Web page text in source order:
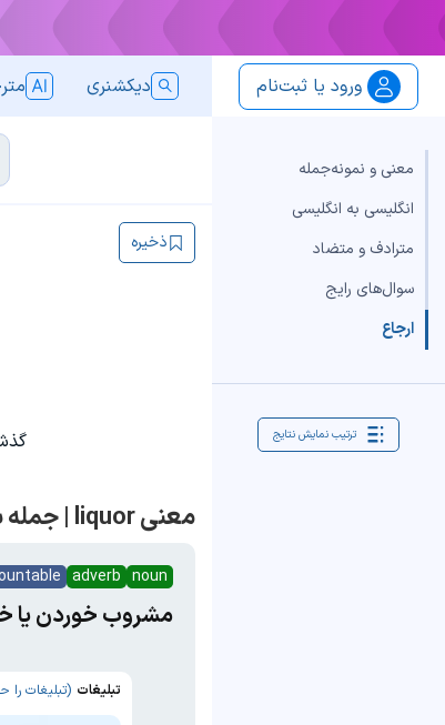
ورود یا ثبت‌نام دیکشنری
معنی و نمونه‌جمله
انگلیسی به انگلیسی
مترادف و متضاد
سوال‌های رایج
ارجاع
ترتیب نمایش نتایج
ذخیره
معنی liquor | جمله با liquor
noun
adverb
مشروب خوردن یا
تبلیغات (تبلیغات را